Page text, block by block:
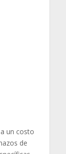
un costo
de